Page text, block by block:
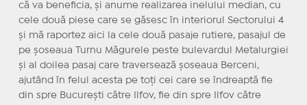
că va beneficia, și anume realizarea inelului median, cu
cele două piese care se găsesc în interiorul Sectorului 4
și mă raportez aici la cele două pasaje rutiere, pasajul de
pe șoseaua Turnu Măgurele peste bulevardul Metalurgiei
și al doilea pasaj care traversează șoseaua Berceni,
ajutând în felul acesta pe toți cei care se îndreaptă fie
din spre București către Ilfov, fie din spre Ilfov către